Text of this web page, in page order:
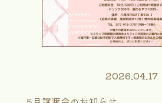
2026.04.17